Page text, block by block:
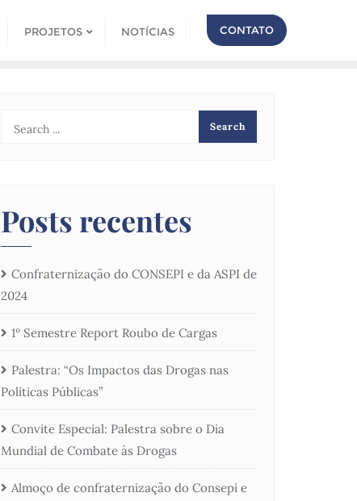
PROJETOS NOTÍCIAS CONTATO
Posts recentes
Confraternização do CONSEPI e da ASPI de
2024
1º Semestre Report Roubo de Cargas
Palestra: “Os Impactos das Drogas nas
Políticas Públicas”
Convite Especial: Palestra sobre o Dia
Mundial de Combate às Drogas
Almoço de confraternização do Consepi e